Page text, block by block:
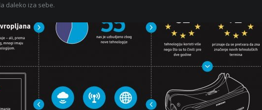
daleko iza sebe.